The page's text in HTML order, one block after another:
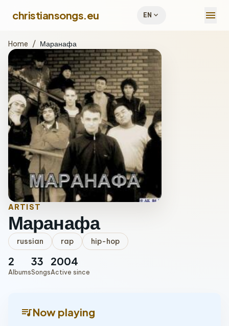
christiansongs.eu EN expand_more menu
Home / Маранафа
ARTIST
Маранафа
russian rap hip-hop
2
Albums
33
Songs
2004
Active since
queue_musicNow playing